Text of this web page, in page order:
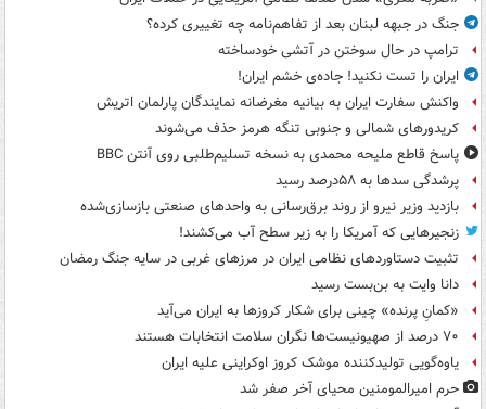
جنگ در جبهه لبنان بعد از تفاهم‌نامه چه تغییری کرده؟
ترامپ در حال سوختن در آتشی خودساخته
ایران را تست نکنید! جاده‌ی خشم ایران!
واکنش سفارت ایران به بیانیه مغرضانه نمایندگان پارلمان اتریش
کریدورهای شمالی و جنوبی تنگه هرمز حذف می‌شوند
پاسخ قاطع ملیحه محمدی به نسخه تسلیم‌طلبی روی آنتن BBC
پرشدگی سدها به ۵۸درصد رسید
بازدید وزیر نیرو از روند برق‌رسانی به واحدهای صنعتی بازسازی‌شده
زنجیرهایی که آمریکا را به زیر سطح آب می‌کشند!
تثبیت دستاوردهای نظامی ایران در مرزهای غربی در سایه جنگ رمضان
دانا وایت به بن‌بست رسید
«کمانِ پرنده» چینی برای شکار کروزها به ایران می‌آید
۷۰ درصد از صهیونیست‌ها نگران سلامت انتخابات هستند
یاوه‌گویی تولیدکننده موشک کروز اوکراینی علیه ایران
حرم امیرالمومنین محیای آخر صفر شد